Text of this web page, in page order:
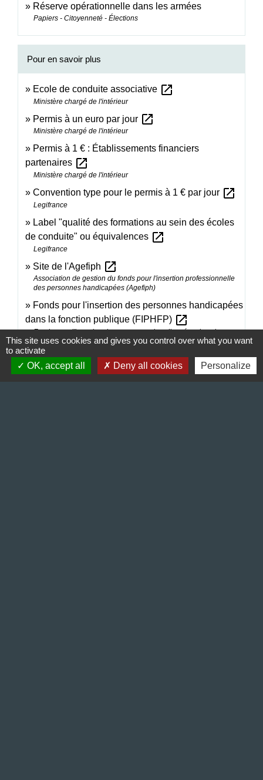
Réserve opérationnelle dans les armées
Papiers - Citoyenneté - Élections
Pour en savoir plus
Ecole de conduite associative open_in_new
Ministère chargé de l'intérieur
Permis à un euro par jour open_in_new
Ministère chargé de l'intérieur
Permis à 1 € : Établissements financiers
partenaires open_in_new
Ministère chargé de l'intérieur
Convention type pour le permis à 1 € par jour open_in_new
Legifrance
Label "qualité des formations au sein des écoles
de conduite" ou équivalences open_in_new
Legifrance
Site de l'Agefiph open_in_new
Association de gestion du fonds pour l'insertion professionnelle
des personnes handicapées (Agefiph)
Fonds pour l'insertion des personnes handicapées
dans la fonction publique (FIPHFP) open_in_new
Fonds pour l'insertion des personnes handicapées dans la
fonction publique
Le site du service national universel (SNU)open_in_new
Ministère chargé de la jeunesse
This site uses cookies and gives you control over what you want
to activate
OK, accept all
Deny all cookies Personalize